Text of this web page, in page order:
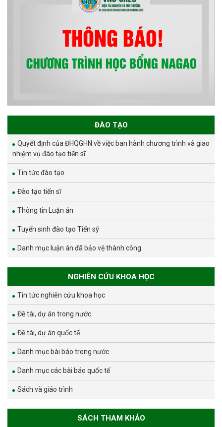
ĐÀO TẠO
Quyết định của ĐHQGHN về việc ban hành chương trình và giao
nhiệm vụ đào tạo tiến sĩ
Tin tức đào tạo
Đào tạo tiến sĩ
Thông tin Luận án
Tuyển sinh đào tạo Tiến sỹ
Danh mục luận án đã bảo vệ thành công
NGHIÊN CỨU KHOA HỌC
Tin tức nghiên cứu khoa học
Đề tài, dự án trong nước
Đề tài, dự án quốc tế
Danh mục bài báo trong nước
Danh mục các bài báo quốc tế
Sách và giáo trình
SÁCH THAM KHẢO